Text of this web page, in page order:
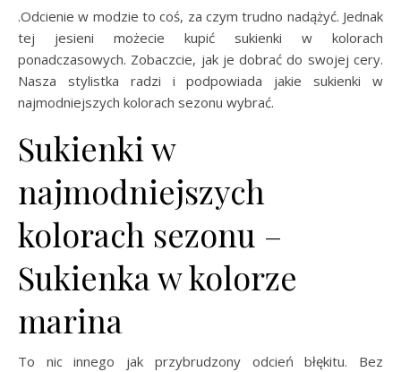
.Odcienie w modzie to coś, za czym trudno nadążyć. Jednak
tej jesieni możecie kupić sukienki w kolorach
ponadczasowych. Zobaczcie, jak je dobrać do swojej cery.
Nasza stylistka radzi i podpowiada jakie sukienki w
najmodniejszych kolorach sezonu wybrać.
Sukienki w
najmodniejszych
kolorach sezonu –
Sukienka w kolorze
marina
To nic innego jak przybrudzony odcień błękitu. Bez